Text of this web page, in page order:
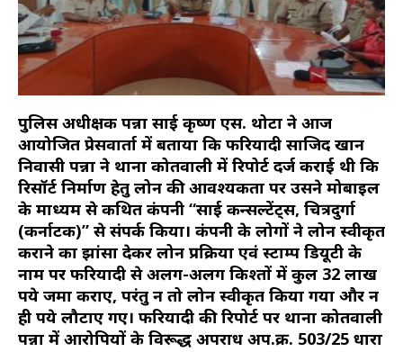
पुलिस अधीक्षक पन्ना साई कृष्ण एस. थोटा ने आज
आयोजित प्रेसवार्ता में बताया कि फरियादी साजिद खान
निवासी पन्ना ने थाना कोतवाली में रिपोर्ट दर्ज कराई थी कि
रिसॉर्ट निर्माण हेतु लोन की आवश्यकता पर उसने मोबाइल
के माध्यम से कथित कंपनी “साई कन्सल्टेंट्स, चित्रदुर्गा
(कर्नाटक)” से संपर्क किया। कंपनी के लोगों ने लोन स्वीकृत
कराने का झांसा देकर लोन प्रक्रिया एवं स्टाम्प डियूटी के
नाम पर फरियादी से अलग-अलग किश्तों में कुल 32 लाख
रुपये जमा कराए, परंतु न तो लोन स्वीकृत किया गया और न
ही रुपये लौटाए गए। फरियादी की रिपोर्ट पर थाना कोतवाली
पन्ना में आरोपियों के विरूद्ध अपराध अप.क्र. 503/25 धारा